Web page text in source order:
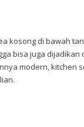
kosong di bawah
bisa juga dijadikan
modern, kitchen